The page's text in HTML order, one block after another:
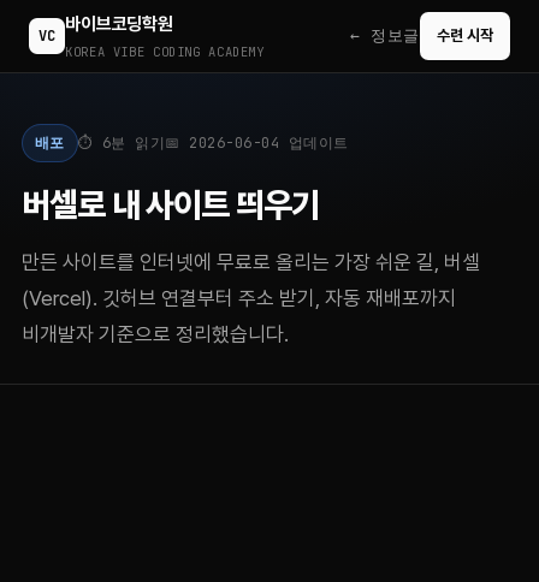
VC
바이브코딩학원
KOREA VIBE CODING ACADEMY
← 정보글 수련 시작
배포 ⏱ 6분 읽기📅 2026-06-04 업데이트
버셀로 내 사이트 띄우기
만든 사이트를 인터넷에 무료로 올리는 가장 쉬운 길, 버셀
(Vercel). 깃허브 연결부터 주소 받기, 자동 재배포까지
비개발자 기준으로 정리했습니다.